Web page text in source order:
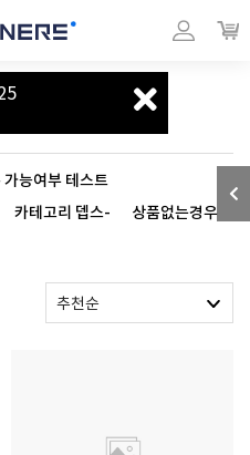
가능여부 테스트
카테고리 뎁스- 상품없는경우
추천순